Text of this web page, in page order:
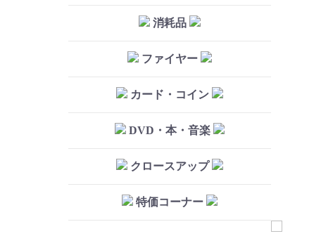
消耗品
ファイヤー
カード・コイン
DVD・本・音楽
クロースアップ
特価コーナー